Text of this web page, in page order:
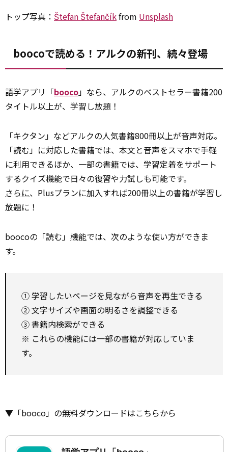
トップ写真： Štefan Štefančíkfrom Unsplash
boocoで読める！アルクの新刊、続々登場
語学アプリ「booco」なら、アルクのベストセラー書籍200
タイトル以上が、学習し放題！
「キクタン」などアルクの人気書籍800冊以上が音声対応。
「読む」に対応した書籍では、本文と音声をスマホで手軽
に利用できるほか、一部の書籍では、学習定着をサポート
するクイズ機能で日々の復習や力試しも可能です。
さらに、Plusプランに加入すれば200冊以上の書籍が学習し
放題に！
boocoの「読む」 機能では、次のような使い方ができま
す。
① 学習したいページを見ながら音声を再生できる
② 文字サイズや画面の明るさを調整できる
③ 書籍内検索ができる
※ これらの機能には一部の書籍が対応していま
す。
▼「booco」の無料ダウンロードはこちらから